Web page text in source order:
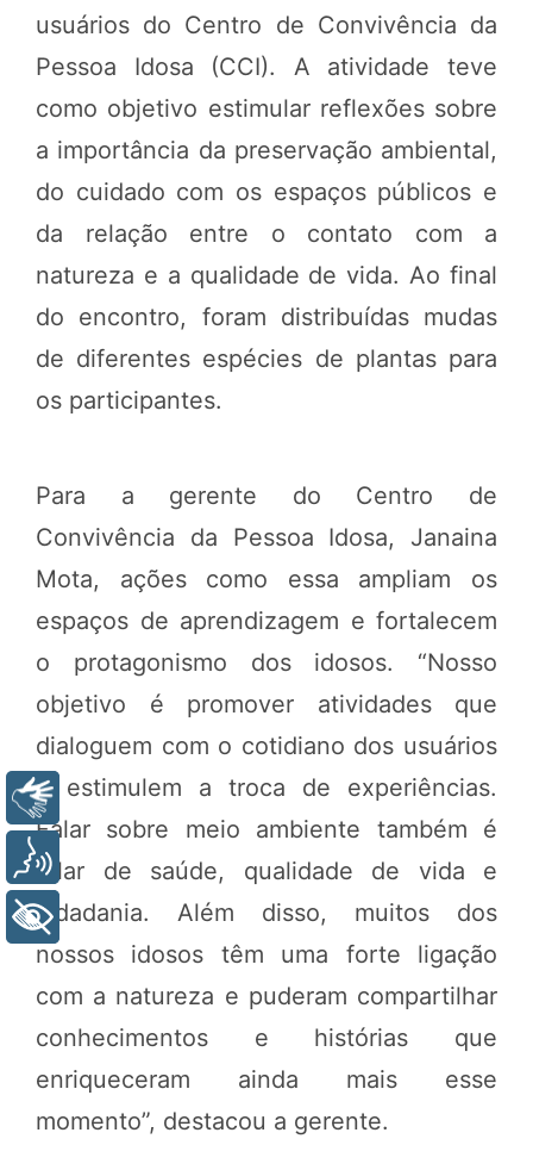
usuários do Centro de Convivência da
Pessoa Idosa (CCI). A atividade teve
como objetivo estimular reflexões sobre
a importância da preservação ambiental,
do cuidado com os espaços públicos e
da relação entre o contato com a
natureza e a qualidade de vida. Ao final
do encontro, foram distribuídas mudas
de diferentes espécies de plantas para
os participantes.
Para a gerente do Centro de
Convivência da Pessoa Idosa, Janaina
Mota, ações como essa ampliam os
espaços de aprendizagem e fortalecem
o protagonismo dos idosos. “Nosso
objetivo é promover atividades que
dialoguem com o cotidiano dos usuários
e estimulem a troca de experiências.
Falar sobre meio ambiente também é
falar de saúde, qualidade de vida e
cidadania. Além disso, muitos dos
nossos idosos têm uma forte ligação
com a natureza e puderam compartilhar
conhecimentos e histórias que
enriqueceram ainda mais esse
momento”, destacou a gerente.
Libras
+ Acessibilidade